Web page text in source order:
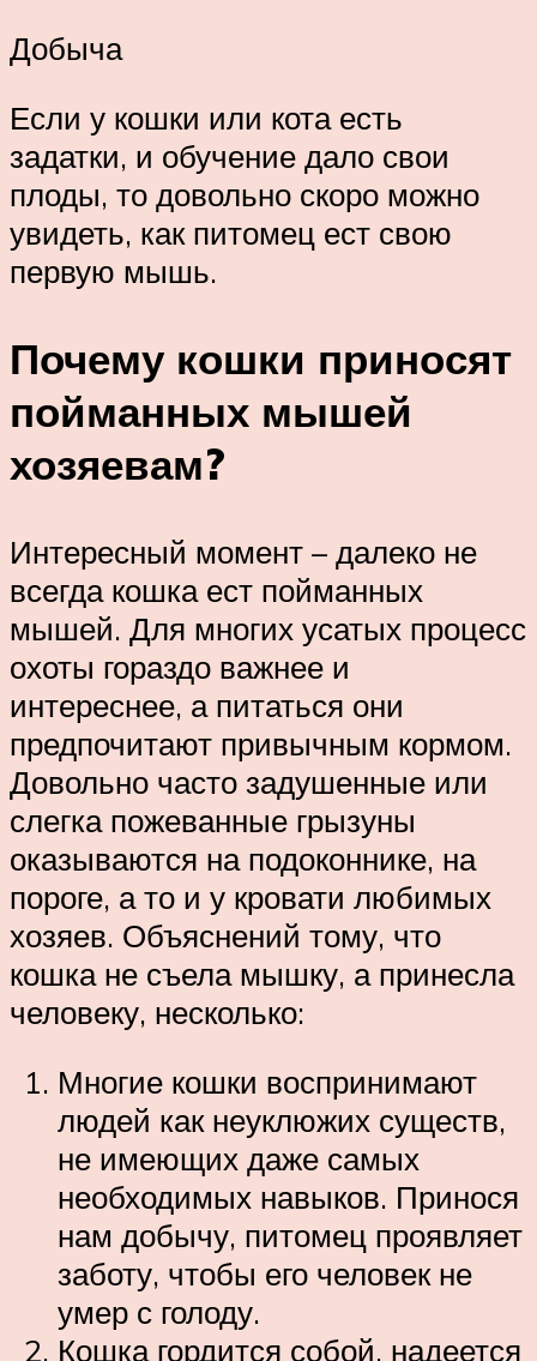
Добыча
Если у кошки или кота есть
задатки, и обучение дало свои
плоды, то довольно скоро можно
увидеть, как питомец ест свою
первую мышь.
Почему кошки приносят
пойманных мышей
хозяевам?
Интересный момент – далеко не
всегда кошка ест пойманных
мышей. Для многих усатых процесс
охоты гораздо важнее и
интереснее, а питаться они
предпочитают привычным кормом.
Довольно часто задушенные или
слегка пожеванные грызуны
оказываются на подоконнике, на
пороге, а то и у кровати любимых
хозяев. Объяснений тому, что
кошка не съела мышку, а принесла
человеку, несколько:
Многие кошки воспринимают
людей как неуклюжих существ,
не имеющих даже самых
необходимых навыков. Принося
нам добычу, питомец проявляет
заботу, чтобы его человек не
умер с голоду.
Кошка гордится собой, надеется